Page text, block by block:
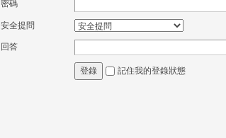
密碼
安全提問
回答
登錄 記住我的登錄狀態